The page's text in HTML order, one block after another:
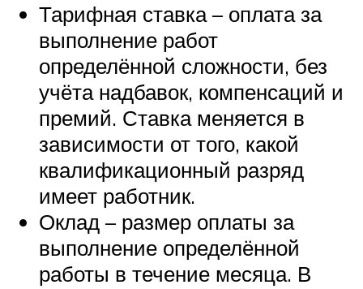
Тарифная ставка – оплата за
выполнение работ
определённой сложности, без
учёта надбавок, компенсаций и
премий. Ставка меняется в
зависимости от того, какой
квалификационный разряд
имеет работник.
Оклад – размер оплаты за
выполнение определённой
работы в течение месяца. В